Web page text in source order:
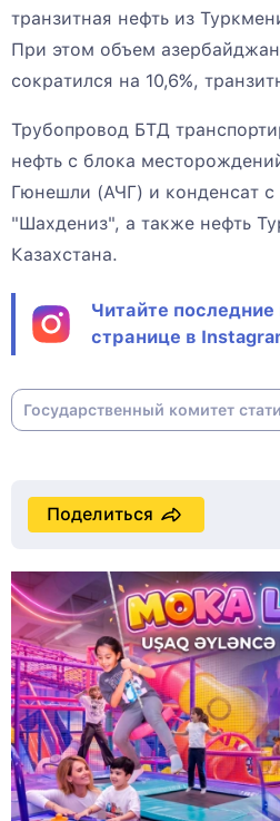
транзитная нефть из
При этом объем
сократился на 10,6%,
Трубопровод БТД
нефть с блока
Гюнешли (АЧГ) и конденсат
"Шахдениз", а также нефть
Казахстана.
Читайте
странице в
Государственный комитет
Поделиться